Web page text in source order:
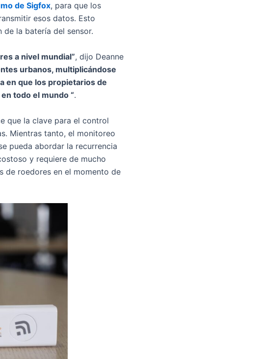
de Sigfox, para que los
esos datos. Esto
la batería del sensor.
a nivel mundial”, dijo Deanne
urbanos, multiplicándose
en que los propietarios de
todo el mundo “.
que la clave para el control
Mientras tanto, el monitoreo
pueda abordar la recurrencia
y requiere de mucho
roedores en el momento de